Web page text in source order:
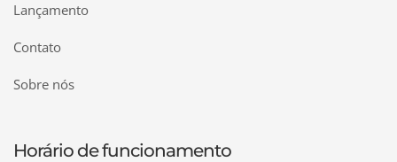
Lançamento
Contato
Sobre nós
Horário de funcionamento